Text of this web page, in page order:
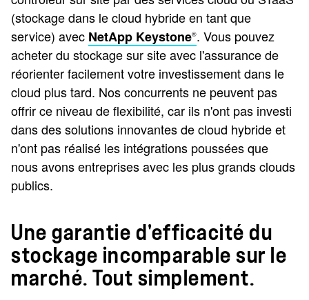
(stockage dans le cloud hybride en tant que
service) avec NetApp Keystone®. Vous pouvez
acheter du stockage sur site avec l'assurance de
réorienter facilement votre investissement dans le
cloud plus tard. Nos concurrents ne peuvent pas
offrir ce niveau de flexibilité, car ils n'ont pas investi
dans des solutions innovantes de cloud hybride et
n'ont pas réalisé les intégrations poussées que
nous avons entreprises avec les plus grands clouds
publics.
Une garantie d'efficacité du
stockage incomparable sur le
marché. Tout simplement.